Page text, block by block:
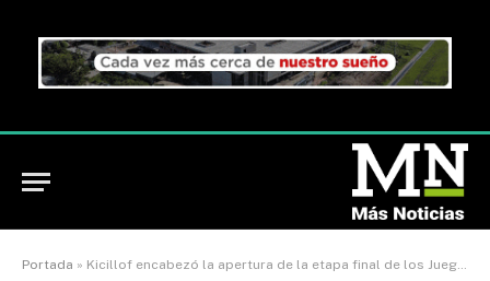
Portada » Kicillof encabezó la apertura de la etapa final de los Juegos Bonaerenses 2024